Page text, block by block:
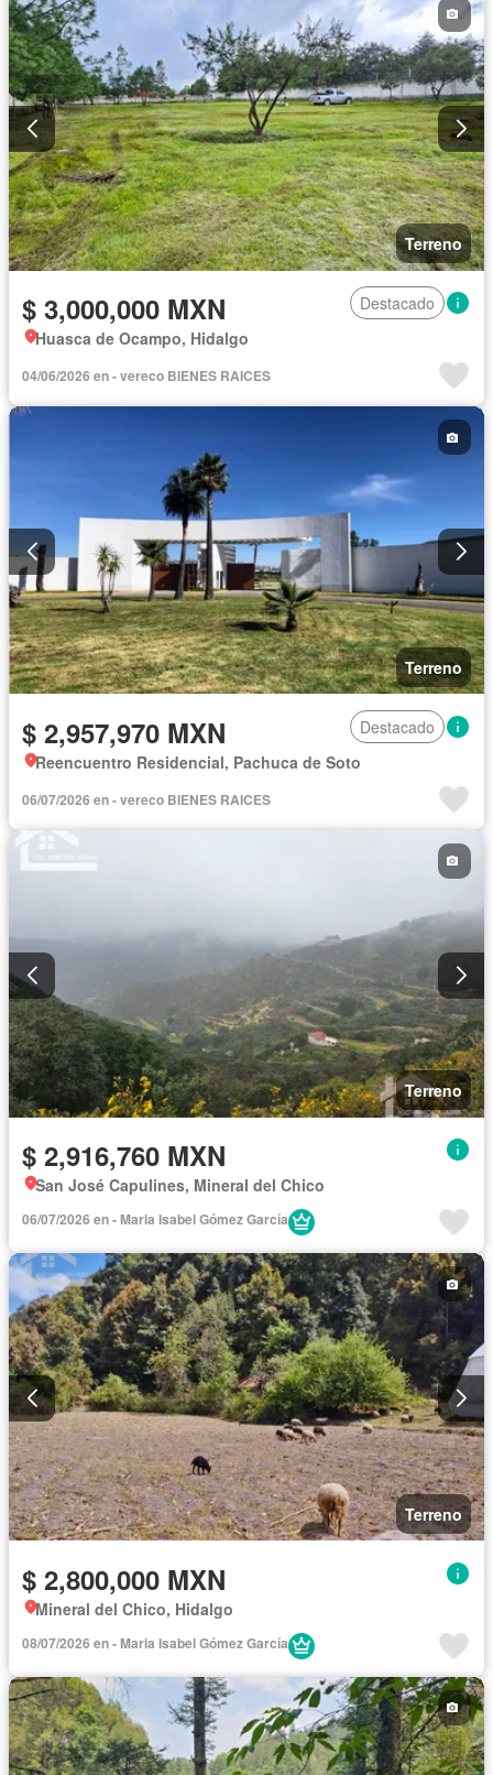
Terreno
$ 3,000,000 MXN
Destacado
Huasca de Ocampo, Hidalgo
04/06/2026 en - vereco BIENES RAICES
Terreno
$ 2,957,970 MXN
Destacado
Reencuentro Residencial, Pachuca de Soto
06/07/2026 en - vereco BIENES RAICES
Terreno
$ 2,916,760 MXN
San José Capulines, Mineral del Chico
06/07/2026 en - Maria Isabel Gómez García
Terreno
$ 2,800,000 MXN
Mineral del Chico, Hidalgo
08/07/2026 en - Maria Isabel Gómez García